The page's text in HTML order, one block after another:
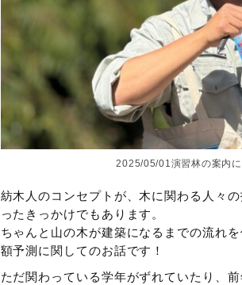
2025/05/01演習林の案内
紡木人のコンセプトが、木に関わる人々
ったきっかけでもあります。
ちゃんと山の木が建築になるまでの流れ
額予測に関してのお話です！
ただ関わっている学年がずれていたり、